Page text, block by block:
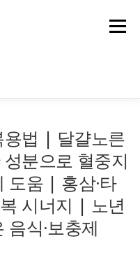
메뉴
용법 | 달걀노른
분으로 혈중지
도움 | 홍삼·타
시너지 | 노년
식·보충제